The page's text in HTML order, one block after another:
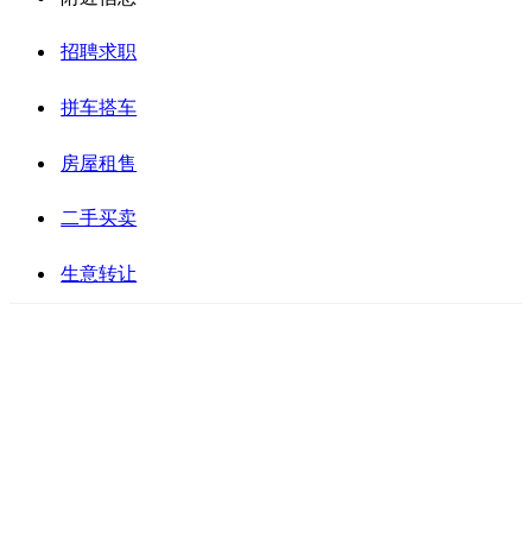
招聘求职
拼车搭车
房屋租售
二手买卖
生意转让